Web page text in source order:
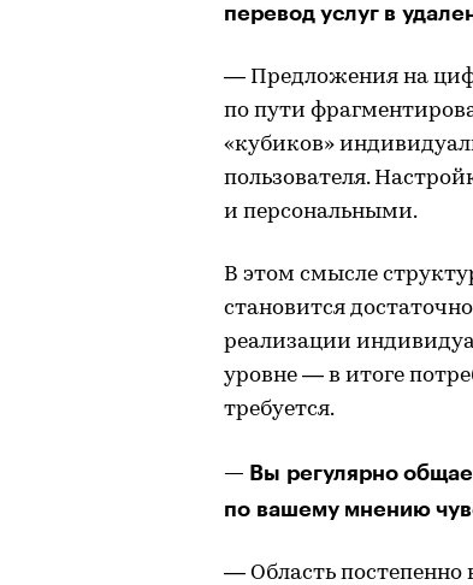
перевод услуг в
— Предложения на
по пути
«кубиков»
пользователя.
и персональными.
В этом смысле
становится
реализации
уровне — в итоге
требуется.
— Вы регулярно
по вашему мнению
— Область